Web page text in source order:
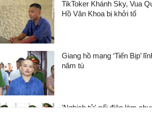
TikToker Khánh Sky, Vua
Hồ Văn Khoa bị khởi tố
Giang hồ mạng ‘Tiến Bịp’
năm tù
'Nghịch tử' nổi điên làm